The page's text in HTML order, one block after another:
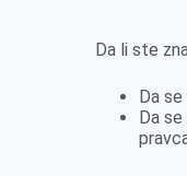
Da li ste
Da
Da